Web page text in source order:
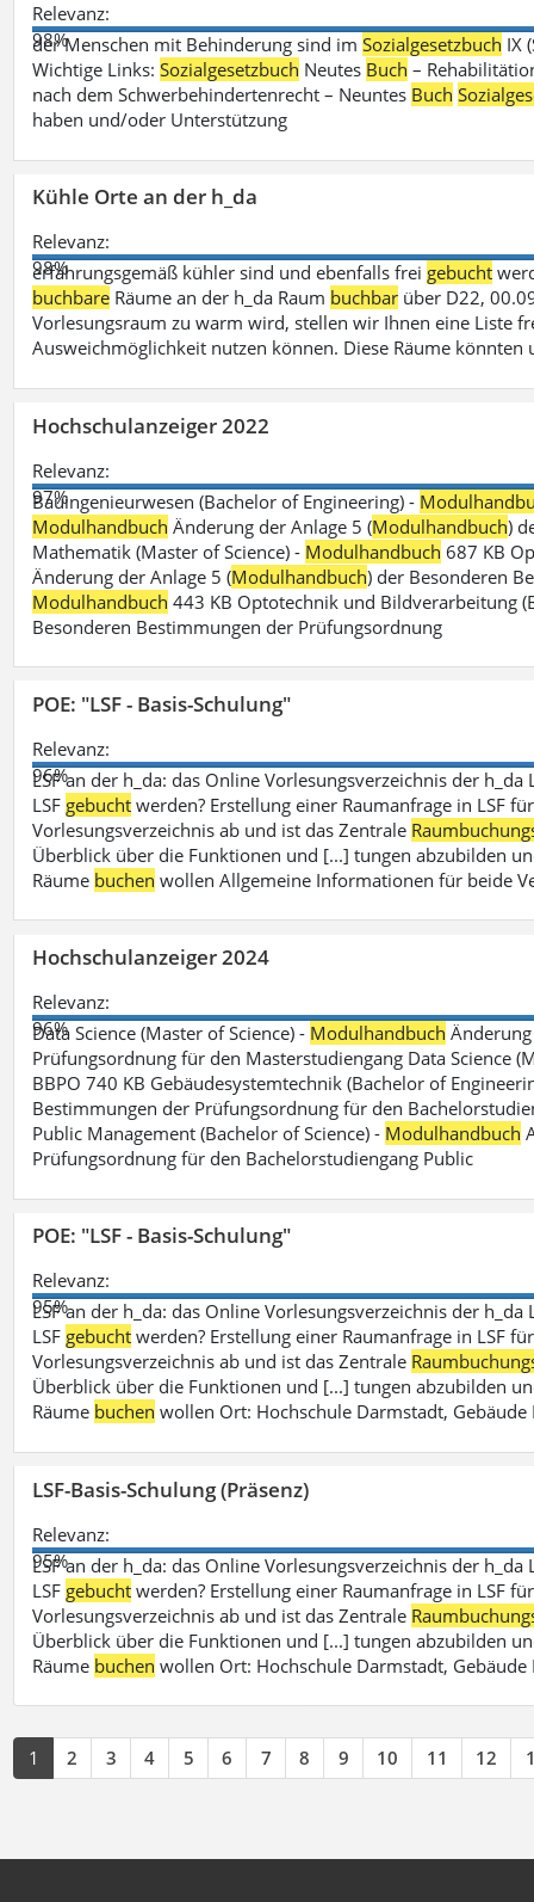
Relevanz:
98%
der Menschen mit Behinderung sind imSozialgesetzbuch IX
Wichtige Links:Sozialgesetzbuch Neutes Buch –
nach dem Schwerbehindertenrecht – Neuntes Buch
haben und/oder Unterstützung
Kühle Orte an der h_da
Relevanz:
98%
erfahrungsgemäß kühler sind und ebenfalls frei gebucht
buchbare Räume an der h_da Raum buchbar über D22,
Vorlesungsraum zu warm wird, stellen wir Ihnen eine Liste
Ausweichmöglichkeit nutzen können. Diese Räume könnten
Hochschulanzeiger 2022
Relevanz:
97%
Bauingenieurwesen (Bachelor of Engineering) -
Modulhandbuch Änderung der Anlage 5 (Modulhandbuch)
Mathematik (Master of Science) - Modulhandbuch 687 KB
Änderung der Anlage 5 (Modulhandbuch) der Besonderen
Modulhandbuch 443 KB Optotechnik und Bildverarbeitung
Besonderen Bestimmungen der Prüfungsordnung
POE: "LSF - Basis-Schulung"
Relevanz:
96%
LSF an der h_da: das Online Vorlesungsverzeichnis der h_da
LSF gebucht werden? Erstellung einer Raumanfrage in LSF
Vorlesungsverzeichnis ab und ist das Zentrale
Überblick über die Funktionen und [...] tungen abzubilden
Räume buchen wollen Allgemeine Informationen für beide
Hochschulanzeiger 2024
Relevanz:
96%
Data Science (Master of Science) - Modulhandbuch
Prüfungsordnung für den Masterstudiengang Data Science
BBPO 740 KB Gebäudesystemtechnik (Bachelor of
Bestimmungen der Prüfungsordnung für den
Public Management (Bachelor of Science) - Modulhandbuch
Prüfungsordnung für den Bachelorstudiengang Public
POE: "LSF - Basis-Schulung"
Relevanz:
95%
LSF an der h_da: das Online Vorlesungsverzeichnis der h_da
LSF gebucht werden? Erstellung einer Raumanfrage in LSF
Vorlesungsverzeichnis ab und ist das Zentrale
Überblick über die Funktionen und [...] tungen abzubilden
Räume buchen wollen Ort: Hochschule Darmstadt,
LSF-Basis-Schulung (Präsenz)
Relevanz:
95%
LSF an der h_da: das Online Vorlesungsverzeichnis der h_da
LSF gebucht werden? Erstellung einer Raumanfrage in LSF
Vorlesungsverzeichnis ab und ist das Zentrale
Überblick über die Funktionen und [...] tungen abzubilden
Räume buchen wollen Ort: Hochschule Darmstadt,
1 2 3 4 5 6 7 8 9 10 11 12